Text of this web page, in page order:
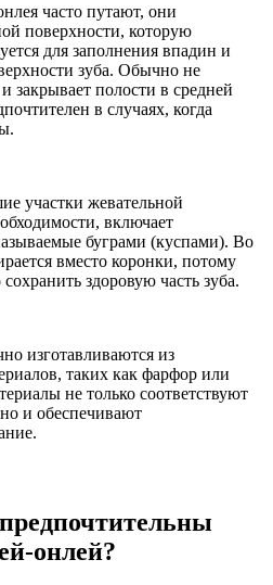
часто путают, они
поверхности, которую
для заполнения впадин и
зуба. Обычно не
закрывает полости в средней
в случаях, когда
участки жевательной
включает
буграми (куспами). Во
вместо коронки, потому
здоровую часть зуба.
изготавливаются из
таких как фарфор или
не только соответствуют
и обеспечивают